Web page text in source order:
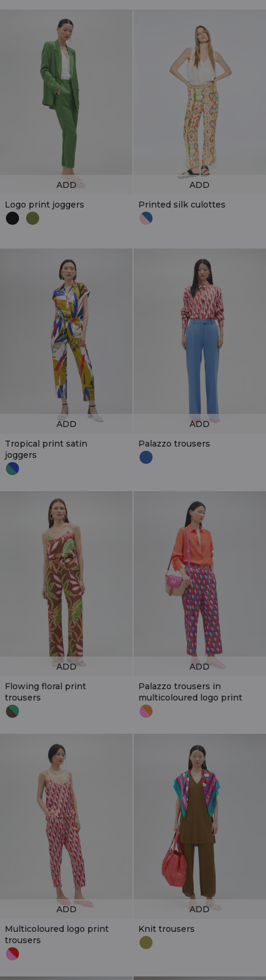
Logo print joggers
ADD
Printed silk culottes
ADD
Tropical print satin
joggers
ADD
Palazzo trousers
ADD
Flowing floral print
trousers
ADD
Palazzo trousers in
multicoloured logo print
ADD
Multicoloured logo print
trousers
ADD
Knit trousers
ADD